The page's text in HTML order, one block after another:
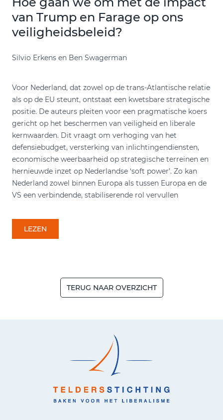
van Trump en Farage op ons
veiligheidsbeleid?
Silvio Erkens en Ben Swagerman
Voor Nederland, dat zowel op de trans-Atlantische relatie
als op de EU steunt, ontstaat een kwetsbare strategische
positie. De auteurs pleiten voor een pragmatische koers
gericht op het beschermen van veiligheid en liberale
kernwaarden. Dit vraagt om verhoging van het
defensiebudget, versterking van inlichtingendiensten,
economische weerbaarheid op strategische terreinen en
hernieuwde inzet op Nederlandse ‘soft power’. Zo kan
Nederland zowel binnen Europa als tussen Europa en de
VS een verbindende, stabiliserende rol vervullen
LEZEN
TERUG NAAR OVERZICHT